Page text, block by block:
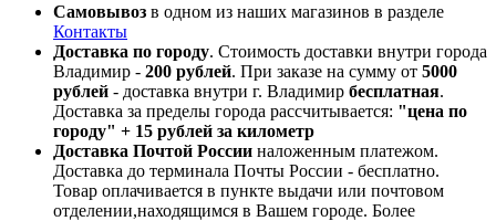
Самовывоз в одном из наших магазинов в разделе
Контакты
Доставка по городу. Стоимость доставки внутри города
Владимир - 200 рублей. При заказе на сумму от 5000
рублей - доставка внутри г. Владимир бесплатная.
Доставка за пределы города рассчитывается: "цена по
городу" + 15 рублей за километр
Доставка Почтой России наложенным платежом.
Доставка до терминала Почты России - бесплатно.
Товар оплачивается в пункте выдачи или почтовом
отделении,находящимся в Вашем городе. Более